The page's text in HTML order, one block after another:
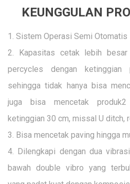
KEUNGGULAN
1. Sistem Operasi Semi Otomatis
2. Kapasitas cetak lebih
percycles dengan
sehingga tidak hanya bisa
juga bisa mencetak
ketinggian 30 cm, missal U ditch,
3. Bisa mencetak paving hingga
4. Dilengkapi dengan dua
bawah double vibro yang